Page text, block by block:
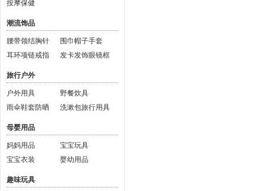
按摩保健
潮流饰品
腰带领结胸针
围巾帽子手套
耳环项链戒指
发卡发饰眼镜框
旅行户外
户外用具
野餐炊具
雨伞鞋套防晒
洗漱包旅行用具
母婴用品
妈妈用品
宝宝玩具
宝宝衣装
婴幼用品
趣味玩具